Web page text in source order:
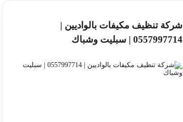
شركة تنظيف مكيفات بالواديين |
0557997714 | سبليت وشباك